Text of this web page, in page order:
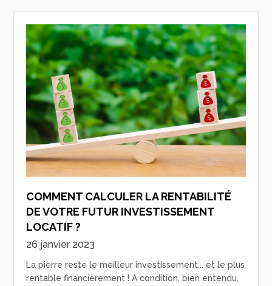
COMMENT CALCULER LA RENTABILITÉ
DE VOTRE FUTUR INVESTISSEMENT
LOCATIF ?
26 janvier 2023
La pierre reste le meilleur investissement... et le plus
rentable financièrement ! A condition, bien entendu,